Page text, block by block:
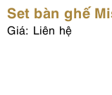
Set bàn ghế
Giá: Liên hệ